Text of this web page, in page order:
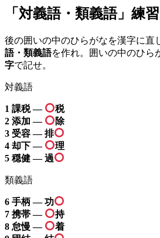
「対義語・類義語」練
後の囲いの中のひらがなを漢字に直
語・類義語を作れ。囲いの中のひら
字で記せ。
対義語
1 課税 —
税
2 添加 —
除
3 受容 — 排
4 却下 —
理
5 穏健 — 過
類義語
6 手柄 — 功
7 携帯 —
持
8 怠慢 —
着